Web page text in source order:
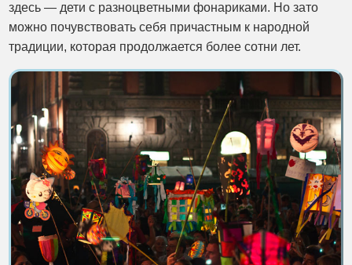
здесь — дети с разноцветными фонариками. Но зато
можно почувствовать себя причастным к народной
традиции, которая продолжается более сотни лет.